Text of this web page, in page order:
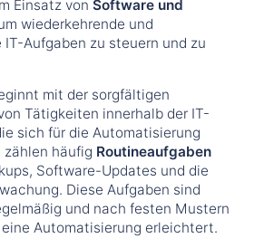
Einsatz von Software und
wiederkehrende und
Aufgaben zu steuern und zu
mit der sorgfältigen
Tätigkeiten innerhalb der IT-
sich für die Automatisierung
zählen häufig Routineaufgaben
Software-Updates und die
Diese Aufgaben sind
und nach festen Mustern
Automatisierung erleichtert.